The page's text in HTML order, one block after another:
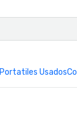
Portatiles Usados